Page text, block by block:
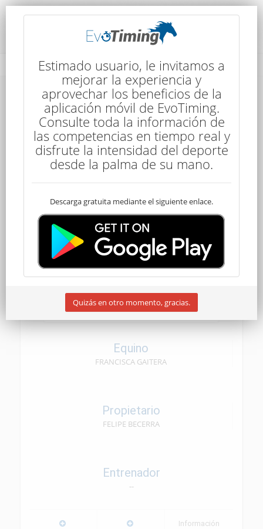
Rendimiento del Competidor
25
Felipe BECERRA
Descalificado
50 kms
CEN SENIOR
09/05/2026
Equino
FRANCISCA GAITERA
Propietario
FELIPE BECERRA
Entrenador
--
Información
Estimado usuario, le invitamos a
mejorar la experiencia y
aprovechar los beneficios de la
aplicación móvil de EvoTiming.
Consulte toda la información de
las competencias en tiempo real y
disfrute la intensidad del deporte
desde la palma de su mano.
Descarga gratuita mediante el siguiente enlace.
Quizás en otro momento, gracias.